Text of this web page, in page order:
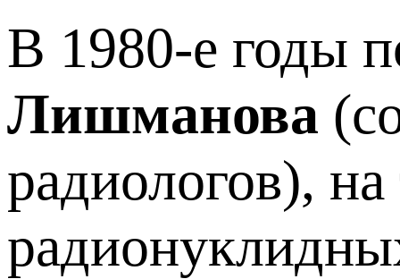
В 1980-е годы
Лишманова
радиологов),